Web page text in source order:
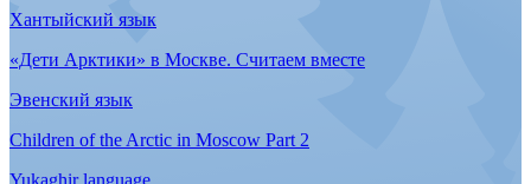
Энецкий язык
«Дети Арктики» в Москве. Часть 2
Селькупский язык
«Дети Арктики» в Москве. Часть 2
Эвенский язык